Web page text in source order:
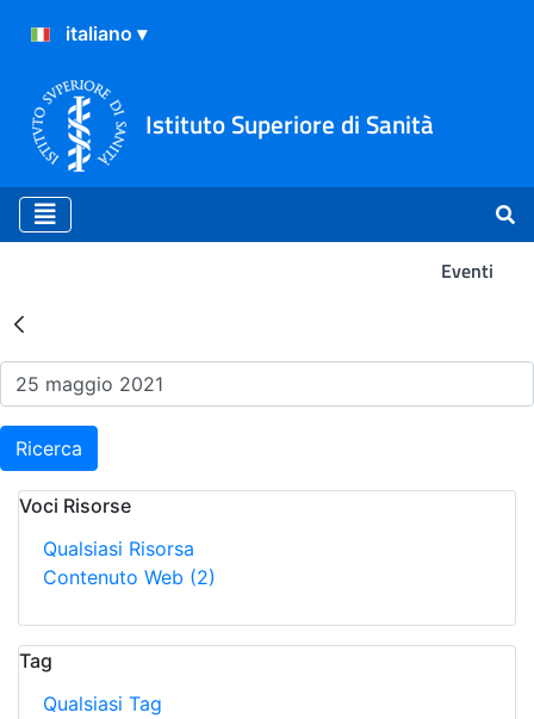
Istituto Superiore di Sanità
Eventi
Risultati della Ricerca -
Ricerca
Voci Risorse
Qualsiasi Risorsa
Contenuto Web (2)
Tag
Qualsiasi Tag